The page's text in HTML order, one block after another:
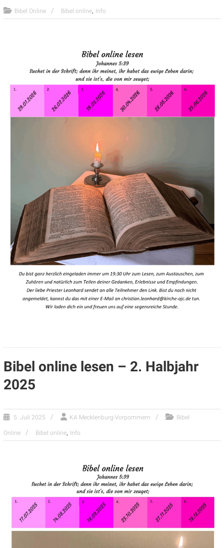
Bibel Online Bibel online, Info
Bibel online lesen – 2. Halbjahr
2025
5. Juli 2025 KA Mecklenburg-Vorpommern Bibel
Online Bibel online, Info